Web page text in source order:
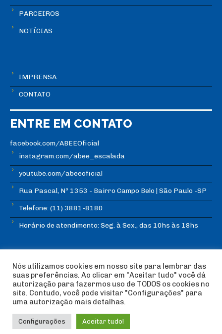
PARCEIROS
NOTÍCIAS
IMPRENSA
CONTATO
ENTRE EM CONTATO
facebook.com/ABEEOficial
instagram.com/abee_escalada
youtube.com/abeeoficial
Rua Pascal, Nº 1353 - Bairro Campo Belo | São Paulo -SP
Telefone: (11) 3881-8180
Horário de atendimento: Seg. à Sex., das 10hs às 18hs
© Copyright ABEE | Associação Brasileira de Escalada
Esportiva 2018 | Design:
Imagética Design
Nós utilizamos cookies em nosso site para lembrar das
suas preferências. Ao clicar em "Aceitar tudo" você dá
autorização para fazermos uso de TODOS os cookies no
site. Contudo, você pode visitar "Configurações" para
uma autorização mais detalhas.
Configurações Aceitar tudo!